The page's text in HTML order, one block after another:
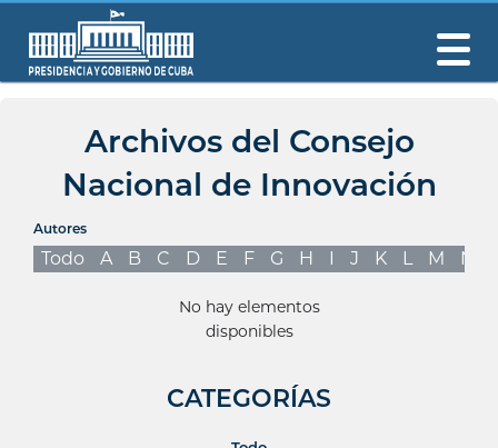
Archivos del Consejo
Nacional de Innovación
Autores
Todo A B C D E F G H I J K L M N
No hay elementos
disponibles
CATEGORÍAS